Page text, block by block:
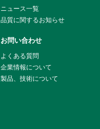
ニュース一覧
品質に関するお知らせ
お問い合わせ
よくある質問
企業情報について
製品、技術について